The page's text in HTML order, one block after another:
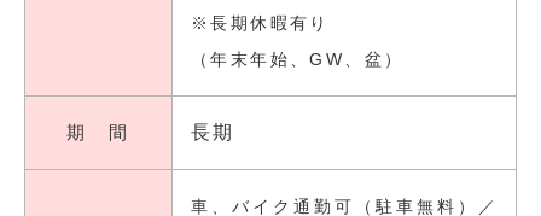
※長期休暇有り
（年末年始、GW、盆）
期 間 長期
車、バイク通勤可（駐車無料）／